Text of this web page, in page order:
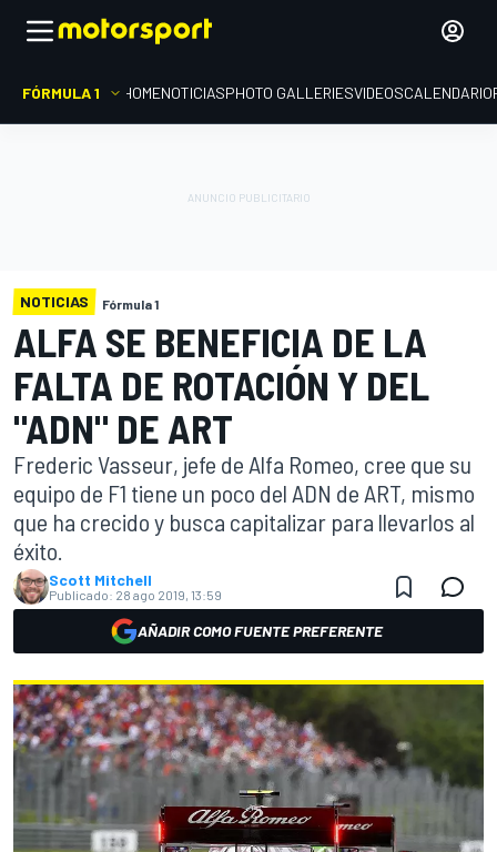
FÓRMULA 1 HOMENOTICIASPHOTO GALLERIESVIDEOSCALENDARIO
NOTICIAS Fórmula 1
ALFA SE BENEFICIA DE LA
FALTA DE ROTACIÓN Y DEL
"ADN" DE ART
Frederic Vasseur, jefe de Alfa Romeo, cree que su
equipo de F1 tiene un poco del ADN de ART, mismo
que ha crecido y busca capitalizar para llevarlos al
éxito.
Scott Mitchell
Publicado: 28 ago 2019, 13:59
AÑADIR COMO FUENTE PREFERENTE